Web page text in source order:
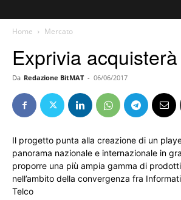
Home Mercato
Exprivia
Da Redazione BitMAT - 06/06/2017
Il progetto punta alla creazione di un
panorama nazionale e internazionale in
proporre una più ampia gamma di
nell’ambito della convergenza fra
Telco